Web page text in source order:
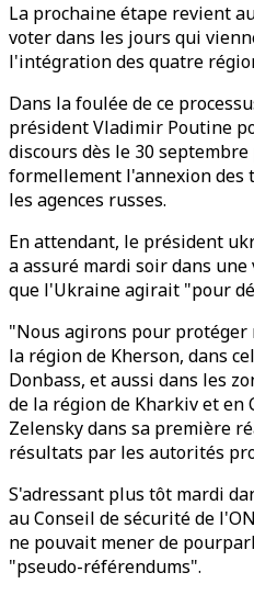
La prochaine étape revient
voter dans les jours qui
l'intégration des quatre
Dans la foulée de ce
président Vladimir Poutine
discours dès le 30
formellement l'annexion
les agences russes.
En attendant, le président
a assuré mardi soir dans
que l'Ukraine agirait "pour
"Nous agirons pour protéger
la région de Kherson, dans
Donbass, et aussi dans les
de la région de Kharkiv et en
Zelensky dans sa première
résultats par les autorités
S'adressant plus tôt mardi
au Conseil de sécurité de
ne pouvait mener de
"pseudo-référendums".